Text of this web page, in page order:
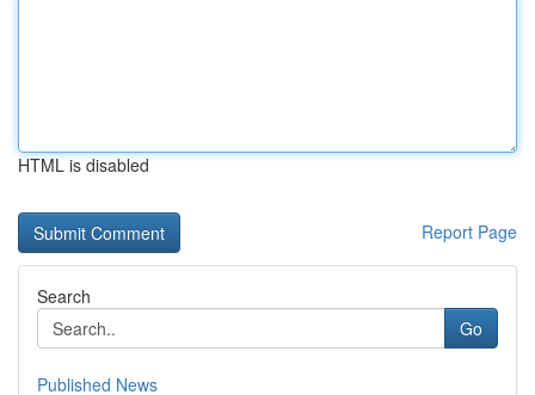
HTML is disabled
Report Page
Search
Go
Published News